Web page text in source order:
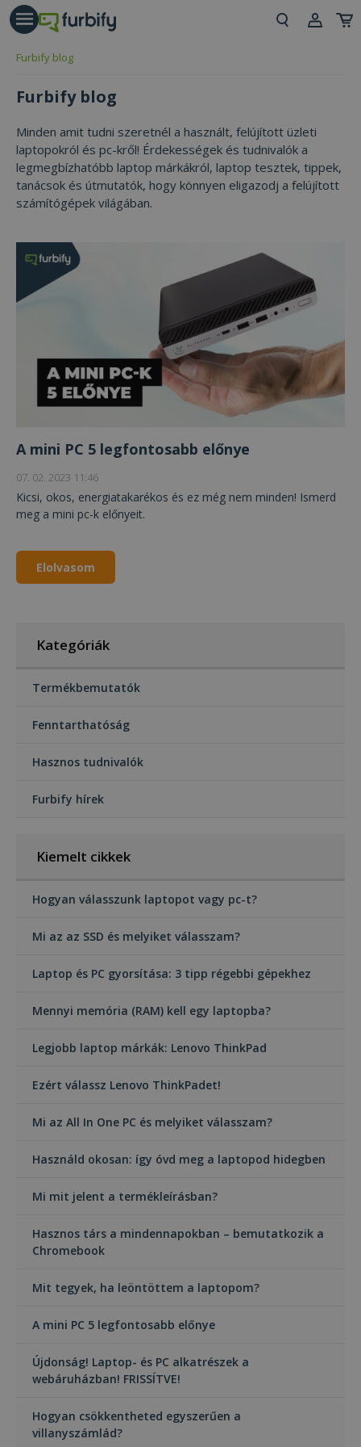
Furbify blog
Furbify blog
Minden amit tudni szeretnél a használt, felújított üzleti
laptopokról és pc-kről! Érdekességek és tudnivalók a
legmegbízhatóbb laptop márkákról, laptop tesztek, tippek,
tanácsok és útmutatók, hogy könnyen eligazodj a felújított
számítógépek világában.
A mini PC 5 legfontosabb előnye
07. 02. 2023 11:46
Kicsi, okos, energiatakarékos és ez még nem minden! Ismerd
meg a mini pc-k előnyeit.
Elolvasom
Kategóriák
Termékbemutatók
Fenntarthatóság
Hasznos tudnivalók
Furbify hírek
Kiemelt cikkek
Hogyan válasszunk laptopot vagy pc-t?
Mi az az SSD és melyiket válasszam?
Laptop és PC gyorsítása: 3 tipp régebbi gépekhez
Mennyi memória (RAM) kell egy laptopba?
Legjobb laptop márkák: Lenovo ThinkPad
Ezért válassz Lenovo ThinkPadet!
Mi az All In One PC és melyiket válasszam?
Használd okosan: így óvd meg a laptopod hidegben
Mi mit jelent a termékleírásban?
Hasznos társ a mindennapokban – bemutatkozik a
Chromebook
Mit tegyek, ha leöntöttem a laptopom?
A mini PC 5 legfontosabb előnye
Újdonság! Laptop- és PC alkatrészek a
webáruházban! FRISSÍTVE!
Hogyan csökkentheted egyszerűen a
villanyszámlád?
gomb